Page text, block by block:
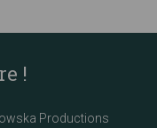
!
Productions